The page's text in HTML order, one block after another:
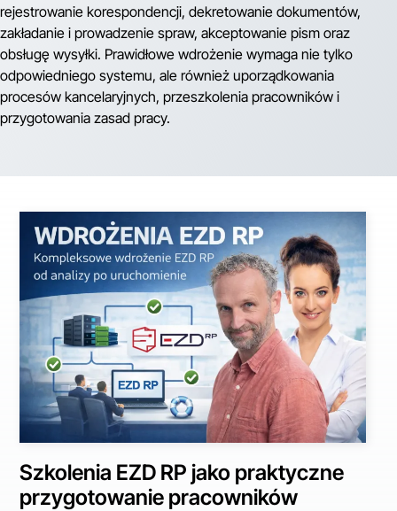
rejestrowanie korespondencji, dekretowanie dokumentów,
zakładanie i prowadzenie spraw, akceptowanie pism oraz
obsługę wysyłki. Prawidłowe wdrożenie wymaga nie tylko
odpowiedniego systemu, ale również uporządkowania
procesów kancelaryjnych, przeszkolenia pracowników i
przygotowania zasad pracy.
Szkolenia EZD RP jako praktyczne
przygotowanie pracowników